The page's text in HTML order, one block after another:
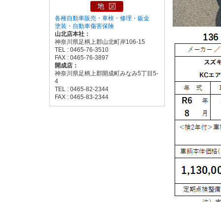
各種自動車販売・車検・修理・鈑金
塗装・自動車傷害保険
山北店本社：
神奈川県足柄上郡山北町岸106-15
TEL : 0465-76-3510
FAX : 0465-76-3897
開成店：
神奈川県足柄上郡開成町みなみ5丁目5-
4
TEL : 0465-82-2344
FAX : 0465-83-2344